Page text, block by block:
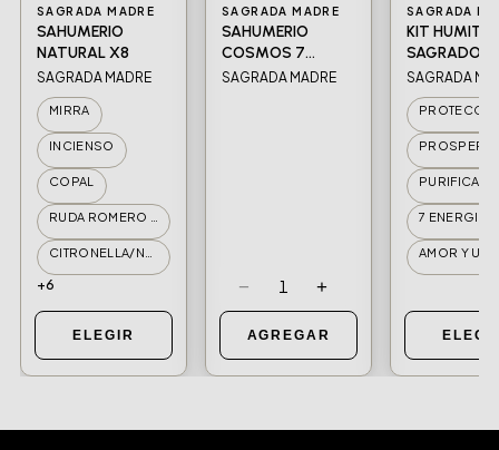
SAGRADA MADRE
SAHUMERIO
NATURAL X8
SAGRADA MADRE
MIRRA
INCIENSO
COPAL
+6
ELEGIR
SAGRADA MADRE
SAHUMERIO
COSMOS 7
PLANETAS
SAGRADA MADRE
− 1 +
AGREGAR
SAGRADA
KIT HUMITO
SAGRADO
SAGRADA
7 ENERGIAS
AMOR Y